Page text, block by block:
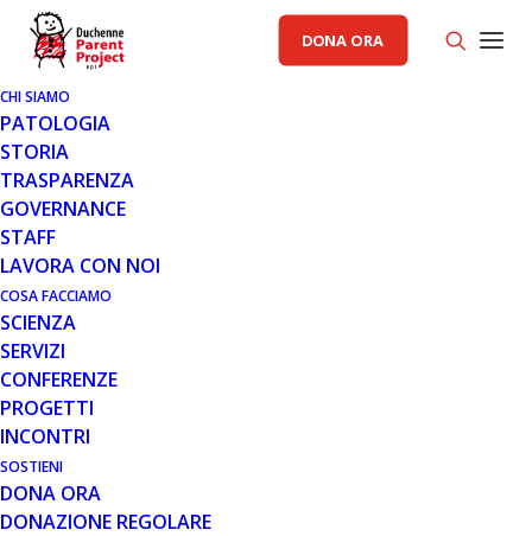
DONA ORA
CHI SIAMO
PATOLOGIA
STORIA
TRASPARENZA
GOVERNANCE
STAFF
LAVORA CON NOI
COSA FACCIAMO
SCIENZA
SERVIZI
CONFERENZE
PROGETTI
INCONTRI
SOSTIENI
DONA ORA
DONAZIONE REGOLARE
PRIMO PIANO PP
28 APR 2015
CONVOCAZIONE
DELL'ASSEMBLEA DEI SOCI: 16
MAGGIO H.15.00